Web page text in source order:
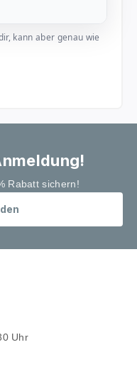
kann aber genau wie
Rabatt sichern!
Uhr